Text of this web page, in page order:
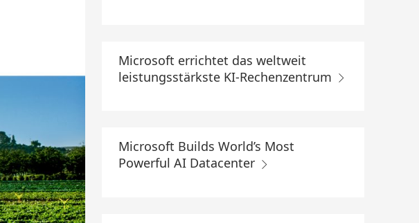
Microsoft errichtet das weltweit
leistungsstärkste KI-Rechenzentrum
Microsoft Builds World’s Most
Powerful AI Datacenter